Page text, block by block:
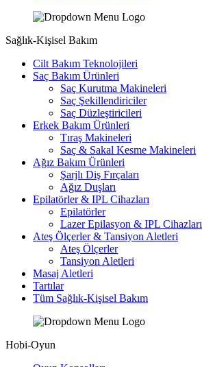
Sağlık-Kişisel Bakım
Cilt Bakım Teknolojileri
Saç Bakım Ürünleri
Saç Kurutma Makineleri
Saç Şekillendiriciler
Saç Düzleştiricileri
Erkek Bakım Ürünleri
Tıraş Makineleri
Saç & Sakal Kesme Makineleri
Ağız Bakım Ürünleri
Şarjlı Diş Fırçaları
Ağız Duşları
Epilatörler & IPL Cihazları
Epilatörler
Lazer Epilasyon & IPL Cihazları
Ateş Ölçerler & Tansiyon Aletleri
Ateş Ölçerler
Tansiyon Aletleri
Masaj Aletleri
Tartılar
Tüm Sağlık-Kişisel Bakım
Hobi-Oyun